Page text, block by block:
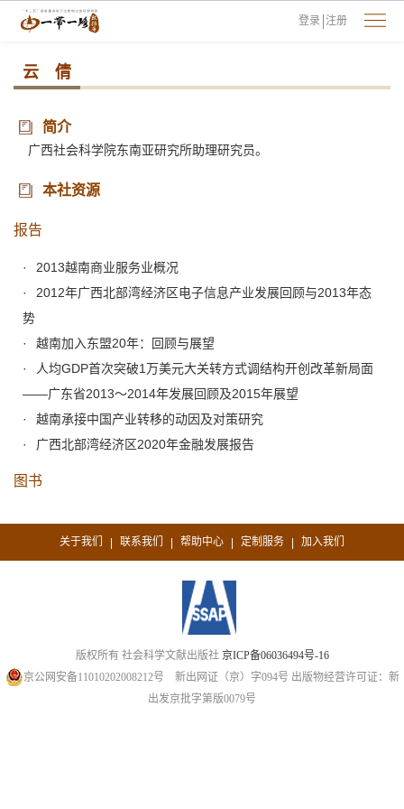
登录 注册
云 倩
简介
广西社会科学院东南亚研究所助理研究员。
本社资源
报告
2013越南商业服务业概况
2012年广西北部湾经济区电子信息产业发展回顾与2013年态
势
越南加入东盟20年：回顾与展望
人均GDP首次突破1万美元大关转方式调结构开创改革新局面
——广东省2013～2014年发展回顾及2015年展望
越南承接中国产业转移的动因及对策研究
广西北部湾经济区2020年金融发展报告
图书
关于我们 | 联系我们 | 帮助中心 | 定制服务 | 加入我们
版权所有 社会科学文献出版社 京ICP备06036494号-16
京公网安备11010202008212号 新出网证（京）字094号 出版物经营许可证：新
出发京批字第版0079号